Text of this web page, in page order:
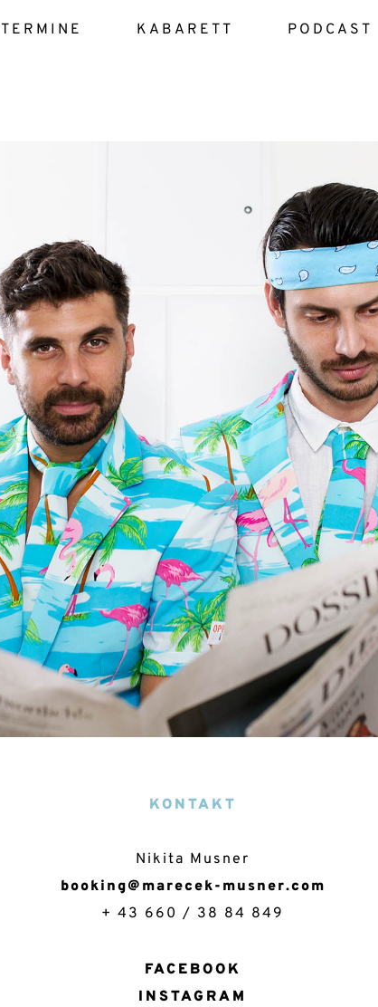
TERMINE KABARETT PODCAST
KONTAKT
Nikita Musner
booking@marecek-musner.com
+ 43 660 / 38 84 849
FACEBOOK
INSTAGRAM